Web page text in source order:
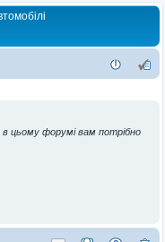
в цьому форумі вам потрібно